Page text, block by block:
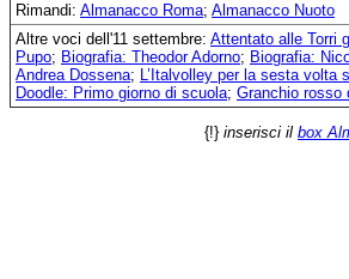
Rimandi: Almanacco Roma; Almanacco Nuoto
Altre voci dell'11 settembre: Attentato alle Torri
Pupo; Biografia: Theodor Adorno; Biografia:
Andrea Dossena; L’Italvolley per la sesta volta
Doodle: Primo giorno di scuola; Granchio rosso
{!} inserisci il box